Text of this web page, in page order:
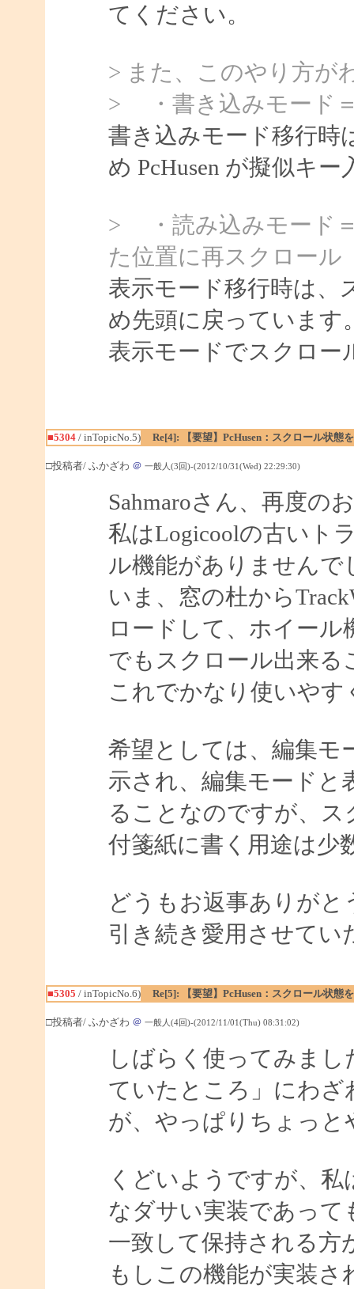
てください。
> また、このやり方が
> ・書き込みモード
書き込みモード移行時
め PcHusen が擬似キ
> ・読み込みモード
た位置に再スクロール
表示モード移行時は、
め先頭に戻っています
表示モードでスクロー
■5304/ inTopicNo.5) Re[4]: 【要望】PcHusen：スクロール状態
□投稿者/ ふかざわ ＠ 一般人(3回)-(2012/10/31(Wed) 22:29:30)
Sahmaroさん、再度の
私はLogicoolの古いト
ル機能がありませんで
いま、窓の杜から
ロードして、ホイー
でもスクロール出来る
これでかなり使いやす
希望としては、編集モ
示され、編集モードと
ることなのですが、
付箋紙に書く用途は少
どうもお返事ありが
引き続き愛用させてい
■5305 / inTopicNo.6) Re[5]: 【要望】PcHusen：スクロール状態
□投稿者/ ふかざわ ＠ 一般人(4回)-(2012/11/01(Thu) 08:31:02)
しばらく使ってみま
ていたところ」にわ
が、やっぱりちょっ
くどいようですが、
なダサい実装であって
一致して保持される方
もしこの機能が実装